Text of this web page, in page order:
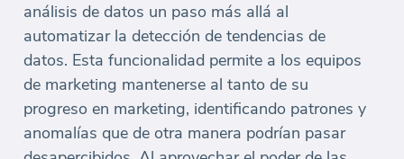
análisis de datos un paso más allá al
automatizar la detección de tendencias de
datos. Esta funcionalidad permite a los equipos
de marketing mantenerse al tanto de su
progreso en marketing, identificando patrones y
anomalías que de otra manera podrían pasar